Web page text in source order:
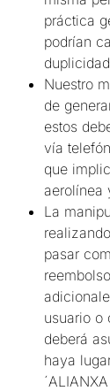
práctica
podrían
duplicidad.
Nuestro
de
estos
vía
que
aerolínea
La
pasar
usuario o
deberá
haya